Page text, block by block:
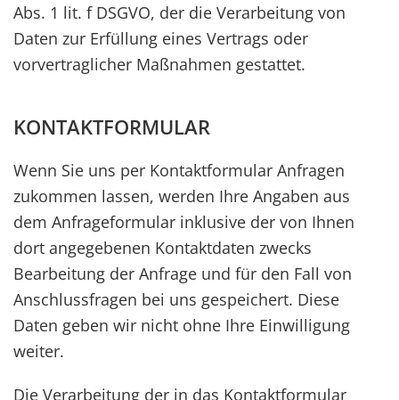
Abs. 1 lit. f DSGVO, der die Verarbeitung von
Daten zur Erfüllung eines Vertrags oder
vorvertraglicher Maßnahmen gestattet.
KONTAKTFORMULAR
Wenn Sie uns per Kontaktformular Anfragen
zukommen lassen, werden Ihre Angaben aus
dem Anfrageformular inklusive der von Ihnen
dort angegebenen Kontaktdaten zwecks
Bearbeitung der Anfrage und für den Fall von
Anschlussfragen bei uns gespeichert. Diese
Daten geben wir nicht ohne Ihre Einwilligung
weiter.
Die Verarbeitung der in das Kontaktformular